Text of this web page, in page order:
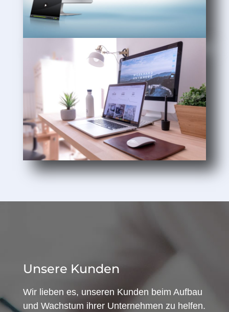
Unsere Kunden
Wir lieben es, unseren Kunden beim Aufbau
und Wachstum ihrer Unternehmen zu helfen.